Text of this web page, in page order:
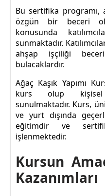
Bu sertifika programı,
özgün bir beceri
konusunda
sunmaktadır.
ahşap işçiliği
bulacaklardır.
Ağaç Kaşık Yapımı
kurs olup kişisel
sunulmaktadır. Kurs,
ve yurt dışında
eğitimdir ve
işlenmektedir.
Kursun
Kazanımları